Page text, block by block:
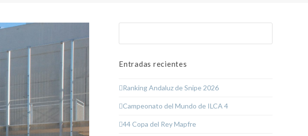
Entradas recientes
Ranking Andaluz de Snipe 2026
Campeonato del Mundo de ILCA 4
44 Copa del Rey Mapfre